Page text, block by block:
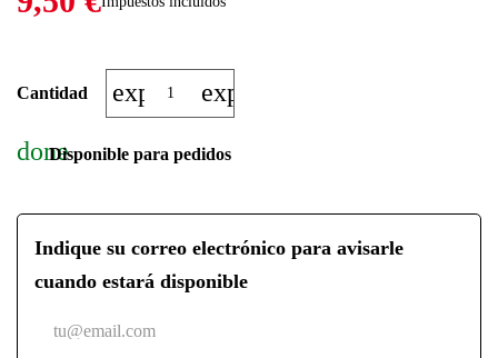
Cantidad expand_moreexpand_less
doneDisponible para pedidos
Indique su correo electrónico para avisarle
cuando estará disponible